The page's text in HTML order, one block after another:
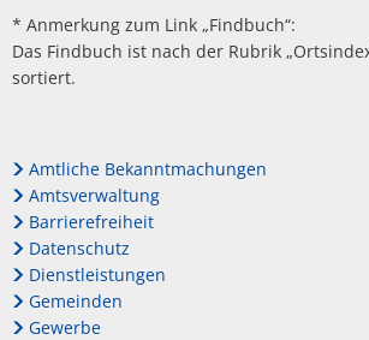
* Anmerkung zum Link „Findbuch“:
Das Findbuch ist nach der Rubrik
sortiert.
Amtliche Bekanntmachungen
Amtsverwaltung
Barrierefreiheit
Datenschutz
Dienstleistungen
Gemeinden
Gewerbe